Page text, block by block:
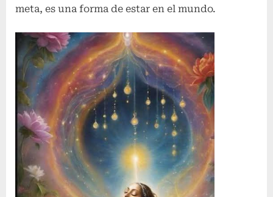
meta, es una forma de estar en el mundo.